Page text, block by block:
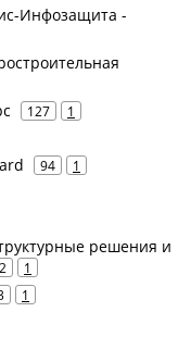
Инфозащита -
127 1
94 1
решения и
1
1